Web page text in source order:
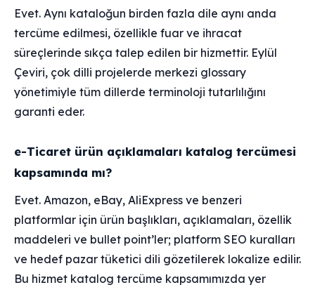
Evet. Aynı kataloğun birden fazla dile aynı anda
tercüme edilmesi, özellikle fuar ve ihracat
süreçlerinde sıkça talep edilen bir hizmettir. Eylül
Çeviri, çok dilli projelerde merkezi glossary
yönetimiyle tüm dillerde terminoloji tutarlılığını
garanti eder.
e-Ticaret ürün açıklamaları katalog tercümesi
kapsamında mı?
Evet. Amazon, eBay, AliExpress ve benzeri
platformlar için ürün başlıkları, açıklamaları, özellik
maddeleri ve bullet point’ler; platform SEO kuralları
ve hedef pazar tüketici dili gözetilerek lokalize edilir.
Bu hizmet katalog tercüme kapsamımızda yer